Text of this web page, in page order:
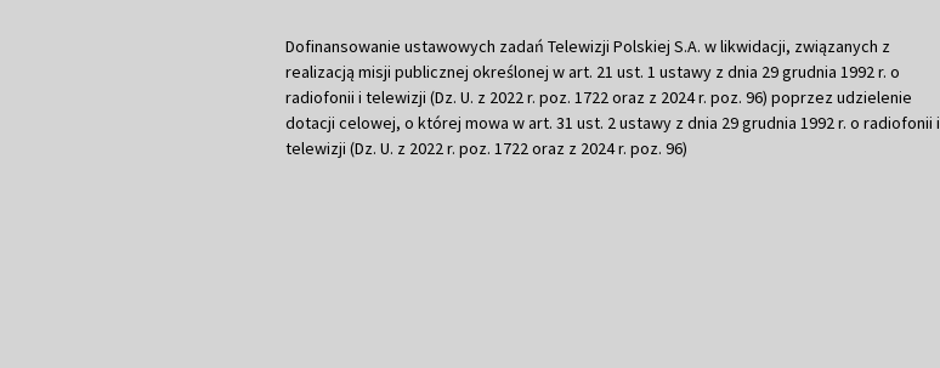
Dofinansowanie ustawowych zadań Telewizji Polskiej S.A. w likwidacji, związanych z
realizacją misji publicznej określonej w art. 21 ust. 1 ustawy z dnia 29 grudnia 1992 r. o
radiofonii i telewizji (Dz. U. z 2022 r. poz. 1722 oraz z 2024 r. poz. 96) poprzez udzielenie
dotacji celowej, o której mowa w art. 31 ust. 2 ustawy z dnia 29 grudnia 1992 r. o radiofonii i
telewizji (Dz. U. z 2022 r. poz. 1722 oraz z 2024 r. poz. 96)